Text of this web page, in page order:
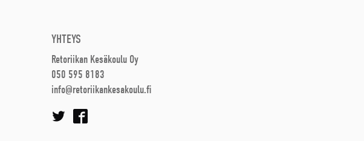
YHTEYS
Retoriikan Kesäkoulu Oy
050 595 8183
info@retoriikankesakoulu.fi